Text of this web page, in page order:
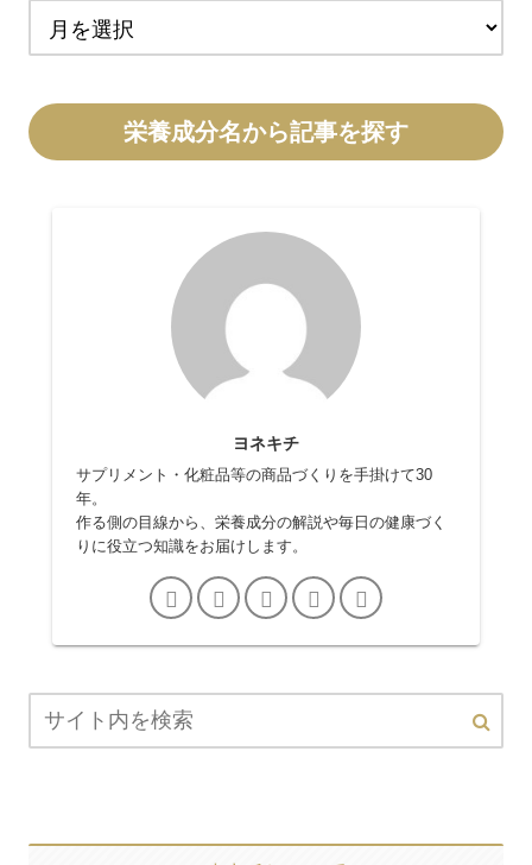
栄養成分名から記事を探す
ヨネキチ
サプリメント・化粧品等の商品づくりを手掛けて30
年。
作る側の目線から、栄養成分の解説や毎日の健康づく
りに役立つ知識をお届けします。